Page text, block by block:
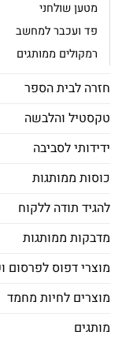
מטען שולחני
פד ועכבר למחשב
רמקולים ממותגים
חזרה לבית הספר
טקסטיל והלבשה
ידידותי לסביבה
כוסות ממותגות
להגיד תודה ללקוח
מדבקות ממותגות
מוצרי דפוס לפרסום
מוצרים לחיות מחמד
מותגים